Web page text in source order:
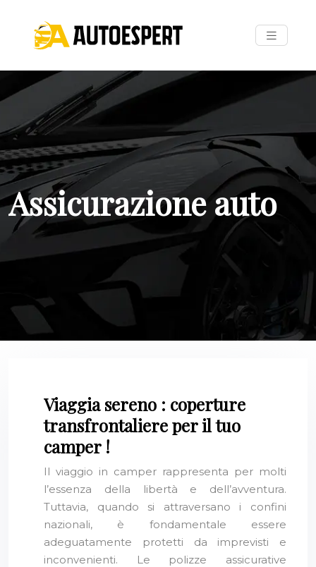
Assicurazione auto
Viaggia sereno : coperture
transfrontaliere per il tuo
camper !
Il viaggio in camper rappresenta per molti
l’essenza della libertà e dell’avventura.
Tuttavia, quando si attraversano i confini
nazionali, è fondamentale essere
adeguatamente protetti da imprevisti e
inconvenienti. Le polizze assicurative